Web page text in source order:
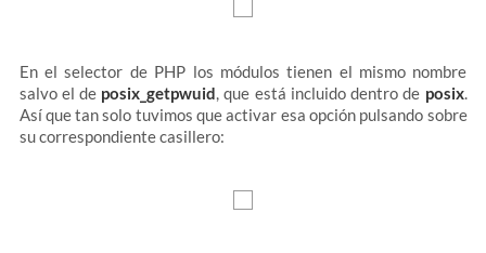
En el selector de PHP los módulos tienen el mismo nombre
salvo el de posix_getpwuid, que está incluido dentro de posix.
Así que tan solo tuvimos que activar esa opción pulsando sobre
su correspondiente casillero: